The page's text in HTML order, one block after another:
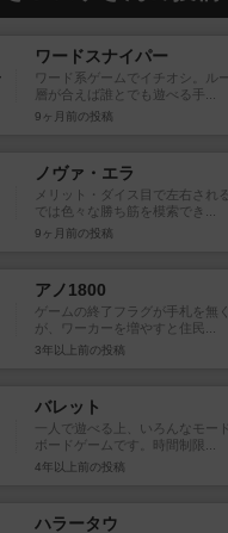
ワードスナイパー
ワード系ゲームでイチオシ。ル
層が合えば誰とでも遊べる手...
9ヶ月前 の投稿
ノヴァ・エラ
メリット・ダイス目で左右され
では色々な勝ち筋を模索でき...
9ヶ月前 の投稿
アノ1800
ゲームの終了フラグが手札を無
が、ワーカーを増やすと住民...
3年以上前 の投稿
バレット
一人で遊べる上、いろんなモー
ボードゲームです。時間制限...
4年以上前 の投稿
ハラータウ